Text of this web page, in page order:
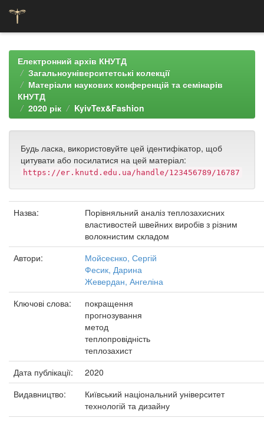
navigationЕлектронний архів КНУТД
Загальноуніверситетські колекції
Матеріали наукових конференцій та семінарів
КНУТД
2020 рік
KyivTex&Fashion
Будь ласка, використовуйте цей ідентифікатор, щоб
цитувати або посилатися на цей матеріал:
https://er.knutd.edu.ua/handle/123456789/16787
Назва:
Порівняльний аналіз теплозахисних
властивостей швейних виробів з різним
волокнистим складом
Автори:
Мойсеєнко, Сергій
Фесик, Дарина
Жевердан, Ангеліна
Ключові слова:
покращення
прогнозування
метод
теплопровідність
теплозахист
Дата публікації:
2020
Видавництво:
Київський національний університет
технологій та дизайну